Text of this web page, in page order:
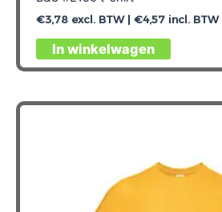
€3,78excl. BTW | €4,57incl. BTW
In winkelwagen
Dit
product
meerdere
kan